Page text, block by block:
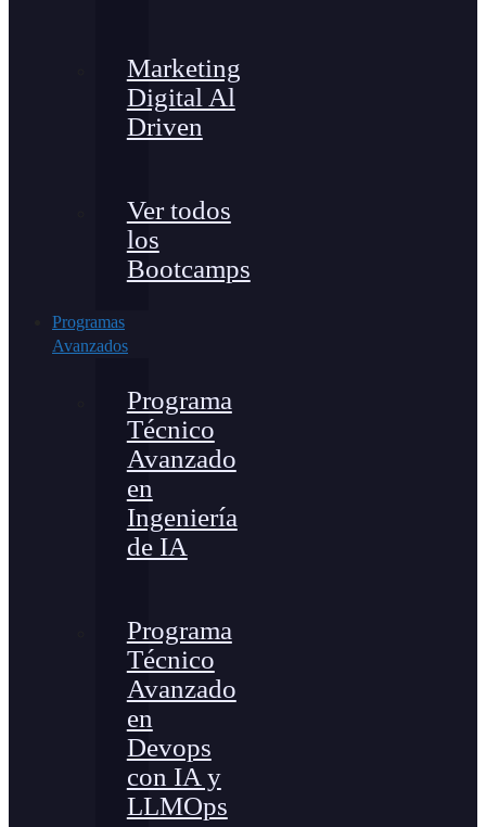
Marketing
Digital Al
Driven
Ver todos
los
Bootcamps
Programas
Avanzados
Programa
Técnico
Avanzado
en
Ingeniería
de IA
Programa
Técnico
Avanzado
en
Devops
con IA y
LLMOps